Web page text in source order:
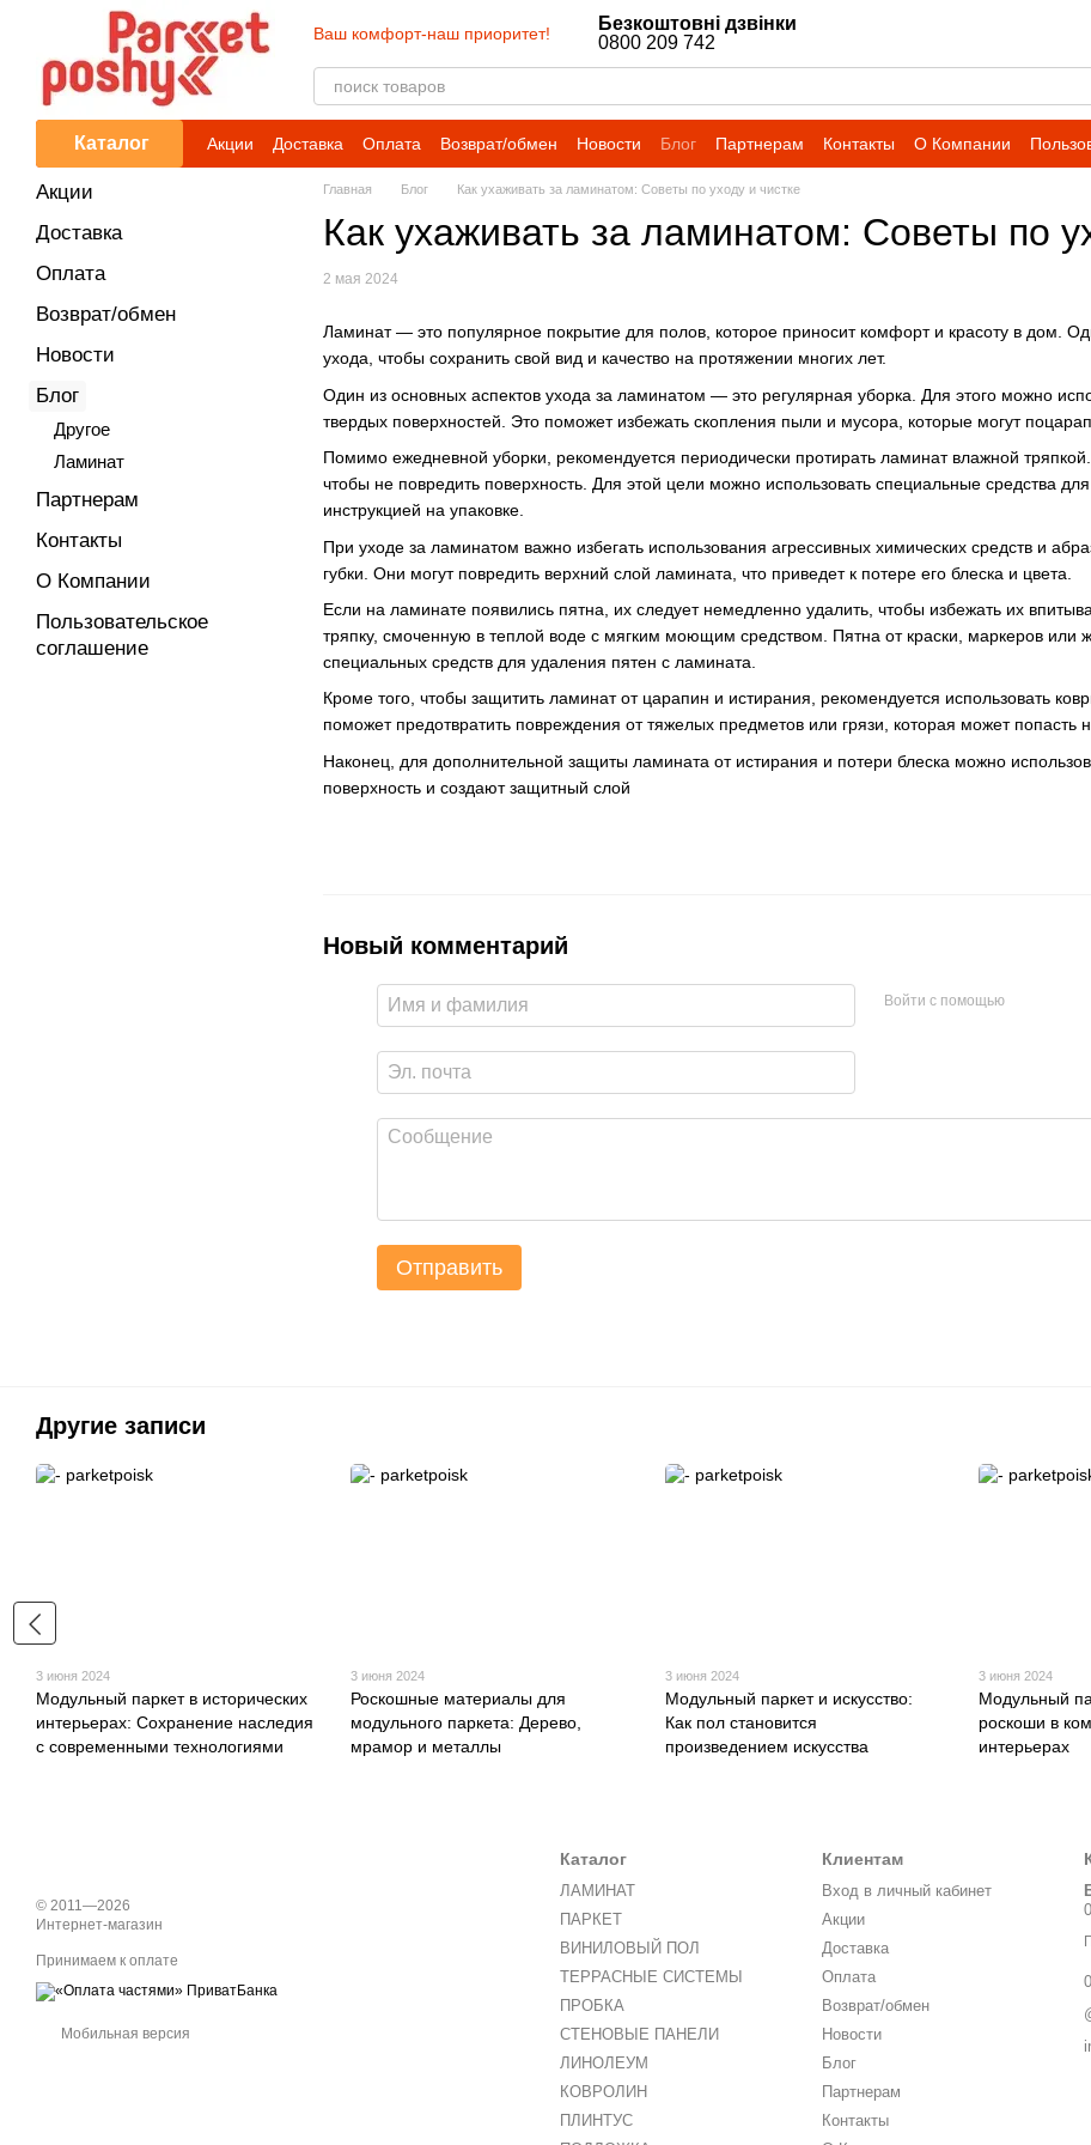
Перейти к основному контенту
Ваш комфорт-наш приоритет!
Безкоштовні дзвінки
0800 209 742
Каталог Акции Доставка Оплата Возврат/обмен Новости Блог Партнерам Контакты О Компании
Главная Блог Как ухаживать за ламинатом: Советы по уходу и чистке
Как ухаживать за ламинатом: Советы по
2 мая 2024
Ламинат — это популярное покрытие для полов, которое приносит комфорт и красоту в дом.
ухода, чтобы сохранить свой вид и качество на протяжении многих лет.
Один из основных аспектов ухода за ламинатом — это регулярная уборка. Для этого можно
твердых поверхностей. Это поможет избежать скопления пыли и мусора, которые могут
Помимо ежедневной уборки, рекомендуется периодически протирать ламинат влажной
чтобы не повредить поверхность. Для этой цели можно использовать специальные средства
инструкцией на упаковке.
При уходе за ламинатом важно избегать использования агрессивных химических средств и
губки. Они могут повредить верхний слой ламината, что приведет к потере его блеска и цвета.
Если на ламинате появились пятна, их следует немедленно удалить, чтобы избежать их
тряпку, смоченную в теплой воде с мягким моющим средством. Пятна от краски, маркеров
специальных средств для удаления пятен с ламината.
Кроме того, чтобы защитить ламинат от царапин и истирания, рекомендуется использовать
поможет предотвратить повреждения от тяжелых предметов или грязи, которая может попасть
Наконец, для дополнительной защиты ламината от истирания и потери блеска можно
поверхность и создают защитный слой
Новый комментарий
Войти с помощью
Отправить
Акции
Доставка
Оплата
Возврат/обмен
Новости
Блог
Другое
Ламинат
Партнерам
Контакты
О Компании
Пользовательское
соглашение
Другие записи
3 июня 2024
Модульный паркет в исторических
интерьерах: Сохранение наследия
с современными технологиями
3 июня 2024
Роскошные материалы для
модульного паркета: Дерево,
мрамор и металлы
3 июня 2024
Модульный паркет и искусство:
Как пол становится
произведением искусства
3 июня 2024
Модульный
роскоши в
интерьерах
© 2011—2026
Интернет-магазин
Принимаем к оплате
Мобильная версия
Каталог
ЛАМИНАТ
ПАРКЕТ
ВИНИЛОВЫЙ ПОЛ
ТЕРРАСНЫЕ СИСТЕМЫ
ПРОБКА
СТЕНОВЫЕ ПАНЕЛИ
ЛИНОЛЕУМ
КОВРОЛИН
ПЛИНТУС
Клиентам
Вход в личный кабинет
Акции
Доставка
Оплата
Возврат/обмен
Новости
Блог
Партнерам
Контакты